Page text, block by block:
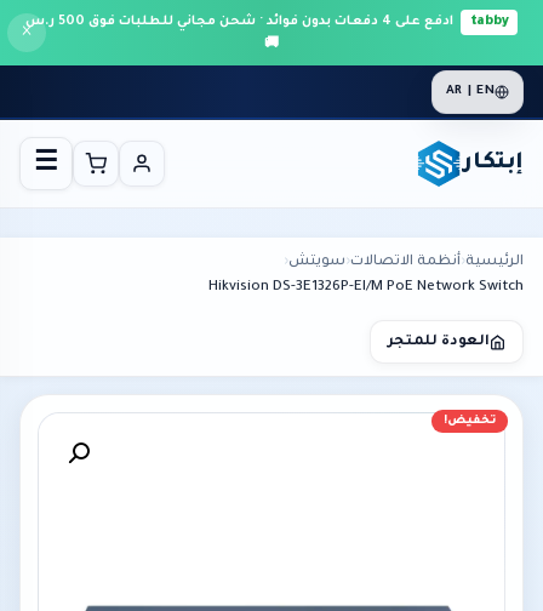
tabby
ادفع على 4 دفعات بدون فوائد · شحن مجاني للطلبات فوق 500 ر.س
🚚
×
AR | EN
إبتكار ☰
الرئيسية›أنظمة الاتصالات›سويتش›
Hikvision DS-3E1326P-EI/M PoE Network Switch
العودة للمتجر
تخفيض!